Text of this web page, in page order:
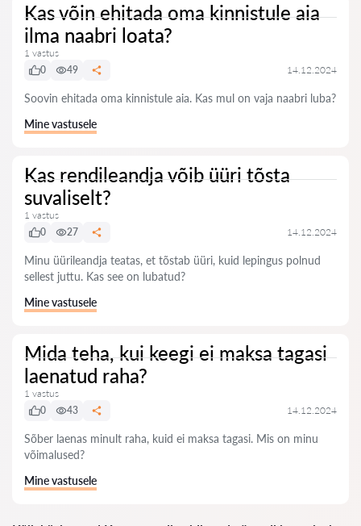
Kas võin ehitada oma kinnistule aia
ilma naabri loata?
1 vastus
0
49 14.12.2024
Soovin ehitada oma kinnistule aia. Kas mul on vaja naabri luba?
Mine vastusele
Kas rendileandja võib üüri tõsta
suvaliselt?
1 vastus
0
27 14.12.2024
Minu üürileandja teatas, et tõstab üüri, kuid lepingus polnud
sellest juttu. Kas see on lubatud?
Mine vastusele
Mida teha, kui keegi ei maksa tagasi
laenatud raha?
1 vastus
0
43 14.12.2024
Sõber laenas minult raha, kuid ei maksa tagasi. Mis on minu
võimalused?
Mine vastusele